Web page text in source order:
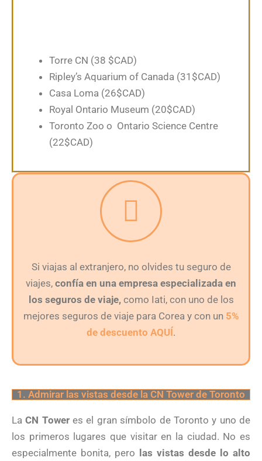
Torre CN (38 $CAD)
Ripley’s Aquarium of Canada (31$CAD)
Casa Loma (26$CAD)
Royal Ontario Museum (20$CAD)
Toronto Zoo o Ontario Science Centre
(22$CAD)
Si viajas al extranjero, no olvides tu seguro de
viajes, confía en una empresa especializada en
los seguros de viaje,como Iati, con uno de los
mejores seguros de viaje para Corea y con un 5%
de descuento AQUÍ.
1. Admirar las vistas desde la CN Tower de Toronto
LaCN Toweres el gran símbolo de Toronto y uno de
los primeros lugares que visitar en la ciudad. No es
especialmente bonita, pero las vistas desde lo alto